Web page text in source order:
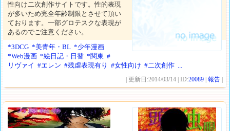
性向け二次創作サイトです。性的表現
が多いため完全年齢制限とさせて頂い
ております。一部グロテスクな表現が
あるのでご注意ください。
*3DCG *美青年・BL *少年漫画
*Web漫画 *絵日記・日替 *関東 #
リヴァイ #エレン #残虐表現有り #女性向け #二次創作 ...
| 更新日:2014/03/14 | ID:20089 |報告